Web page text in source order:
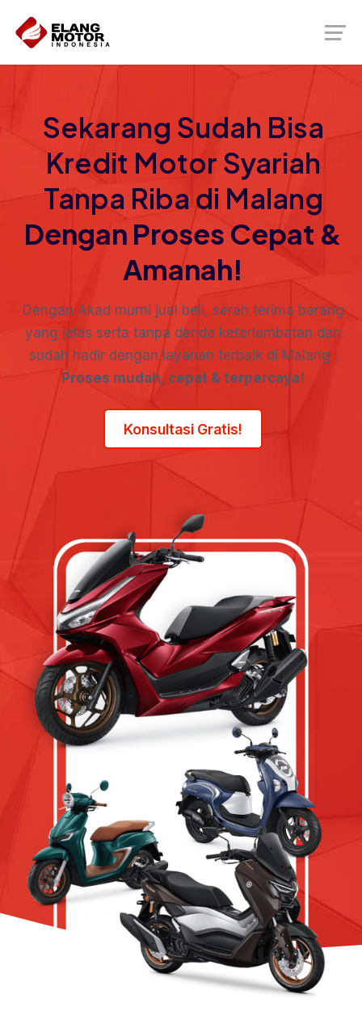
Sekarang Sudah Bisa
Kredit Motor Syariah
Tanpa Riba di Malang
Dengan Proses Cepat &
Amanah!
Dengan Akad murni jual beli, serah terima barang
yang jelas serta tanpa denda keterlambatan dan
sudah hadir dengan layanan terbaik di Malang .
Proses mudah, cepat & terpercaya!
Konsultasi Gratis!